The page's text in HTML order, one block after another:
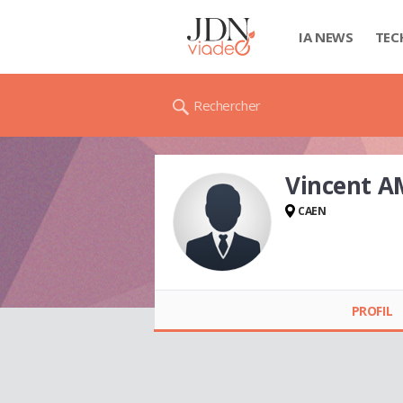
IA NEWS
Rechercher
Vincent
CAEN
PROFIL